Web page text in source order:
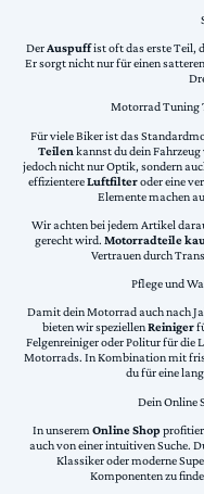
DerAuspuffist oft das erste Teil,
Er sorgt nicht nur für einen
Motorrad Tuning
Für viele Biker ist das
Teilen kannst du dein
jedoch nicht nur Optik, sondern
effizientereLuftfilteroder eine
Elemente machen
Wir achten bei jedem Artikel
gerecht wird. Motorradteile
Vertrauen durch
Pflege und
Damit dein Motorrad auch nach
bieten wir speziellenReiniger
Felgenreiniger oder Politur für die
Motorrads. In Kombination mit
du für eine
Dein Online
In unserem Online Shop
auch von einer intuitiven Suche.
Klassiker oder moderne
Komponenten zu